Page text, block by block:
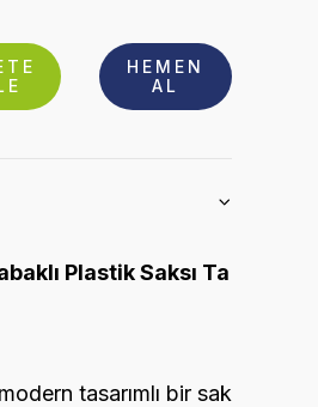
HEMEN
AL
Plastik Saksı Ta
tasarımlı bir sak